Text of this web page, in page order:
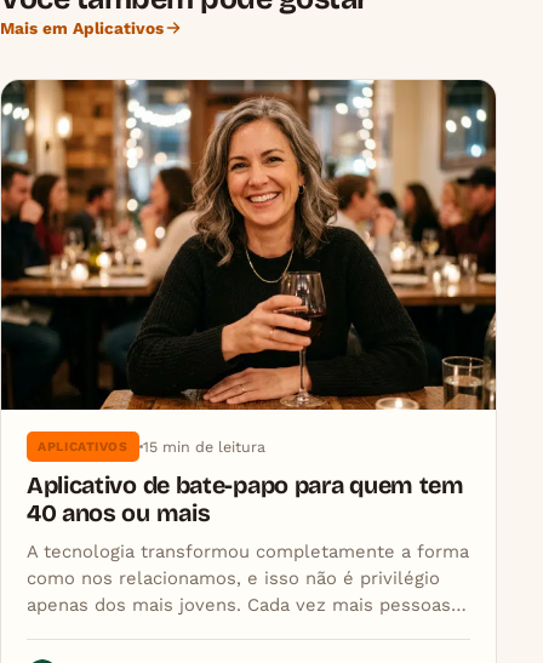
Mais em Aplicativos
APLICATIVOS 15 min de leitura
Aplicativo de bate-papo para quem tem
40 anos ou mais
A tecnologia transformou completamente a forma
como nos relacionamos, e isso não é privilégio
apenas dos mais jovens. Cada vez mais pessoas…